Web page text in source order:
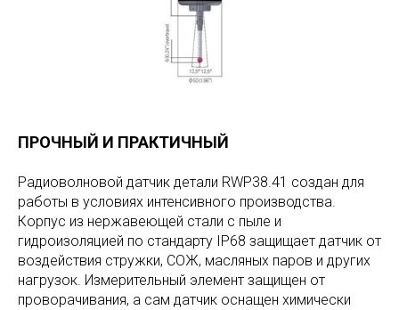
ПРОЧНЫЙ И ПРАКТИЧНЫЙ
Радиоволновой датчик детали RWP38.41 создан для
работы в условиях интенсивного производства.
Корпус из нержавеющей стали с пыле и
гидроизоляцией по стандарту IP68 защищает датчик от
воздействия стружки, СОЖ, масляных паров и других
нагрузок. Измерительный элемент защищен от
проворачивания, а сам датчик оснащен химически